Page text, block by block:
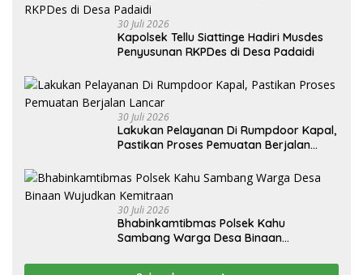
30 Juli 2026
Kapolsek Tellu Siattinge Hadiri Musdes
Penyusunan RKPDes di Desa Padaidi
30 Juli 2026
Lakukan Pelayanan Di Rumpdoor Kapal,
Pastikan Proses Pemuatan Berjalan
30 Juli 2026
Bhabinkamtibmas Polsek Kahu
Sambang Warga Desa Binaan